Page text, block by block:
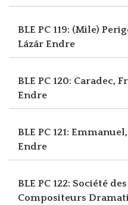
BLE PC 119: (Mile)
Lázár Endre
BLE PC 120: Caradec,
Endre
BLE PC 121:
Endre
BLE PC 122: Société
Compositeurs